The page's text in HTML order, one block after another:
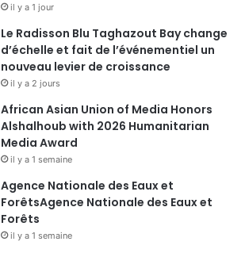
il y a 1 jour
Le Radisson Blu Taghazout Bay change
d’échelle et fait de l’événementiel un
nouveau levier de croissance
il y a 2 jours
African Asian Union of Media Honors
Alshalhoub with 2026 Humanitarian
Media Award
il y a 1 semaine
Agence Nationale des Eaux et
ForêtsAgence Nationale des Eaux et
Forêts
il y a 1 semaine